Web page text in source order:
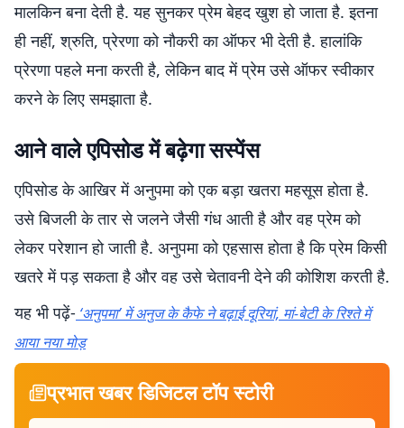
मालकिन बना देती है. यह सुनकर प्रेम बेहद खुश हो जाता है. इतना
ही नहीं, श्रुति, प्रेरणा को नौकरी का ऑफर भी देती है. हालांकि
प्रेरणा पहले मना करती है, लेकिन बाद में प्रेम उसे ऑफर स्वीकार
करने के लिए समझाता है.
आने वाले एपिसोड में बढ़ेगा सस्पेंस
एपिसोड के आखिर में अनुपमा को एक बड़ा खतरा महसूस होता है.
उसे बिजली के तार से जलने जैसी गंध आती है और वह प्रेम को
लेकर परेशान हो जाती है. अनुपमा को एहसास होता है कि प्रेम किसी
खतरे में पड़ सकता है और वह उसे चेतावनी देने की कोशिश करती है.
यह भी पढ़ें- ‘अनुपमा’ में अनुज के कैफे ने बढ़ाई दूरियां, मां-बेटी के रिश्ते में
आया नया मोड़
प्रभात खबर डिजिटल टॉप स्टोरी